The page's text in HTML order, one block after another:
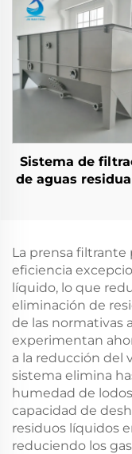
Accesorio
para
Aguas
Sistema de
de aguas
La prensa filtrante
eficiencia
líquido, lo que
eliminación de
de las normativas
experimentan
a la reducción del
sistema elimina
humedad de
capacidad de
residuos líquidos
reduciendo los